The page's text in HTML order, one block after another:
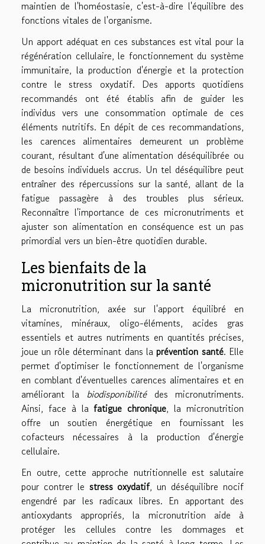
maintien de l'homéostasie, c'est-à-dire l'équilibre des
fonctions vitales de l'organisme.
Un apport adéquat en ces substances est vital pour la
régénération cellulaire, le fonctionnement du système
immunitaire, la production d'énergie et la protection
contre le stress oxydatif. Des apports quotidiens
recommandés ont été établis afin de guider les
individus vers une consommation optimale de ces
éléments nutritifs. En dépit de ces recommandations,
les carences alimentaires demeurent un problème
courant, résultant d'une alimentation déséquilibrée ou
de besoins individuels accrus. Un tel déséquilibre peut
entraîner des répercussions sur la santé, allant de la
fatigue passagère à des troubles plus sérieux.
Reconnaître l'importance de ces micronutriments et
ajuster son alimentation en conséquence est un pas
primordial vers un bien-être quotidien durable.
Les bienfaits de la
micronutrition sur la santé
La micronutrition, axée sur l'apport équilibré en
vitamines, minéraux, oligo-éléments, acides gras
essentiels et autres nutriments en quantités précises,
joue un rôle déterminant dans laprévention santé. Elle
permet d'optimiser le fonctionnement de l'organisme
en comblant d'éventuelles carences alimentaires et en
améliorant la biodisponibilitédes micronutriments.
Ainsi, face à lafatigue chronique, la micronutrition
offre un soutien énergétique en fournissant les
cofacteurs nécessaires à la production d'énergie
cellulaire.
En outre, cette approche nutritionnelle est salutaire
pour contrer le stress oxydatif, un déséquilibre nocif
engendré par les radicaux libres. En apportant des
antioxydants appropriés, la micronutrition aide à
protéger les cellules contre les dommages et